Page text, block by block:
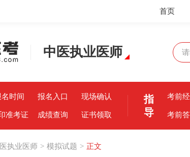
首页
中医执业医师
时间 报名入口 现场确认
准考证 成绩查询 证书领取
指
导
考前
考前
执业医师 > 模拟试题 > 正文